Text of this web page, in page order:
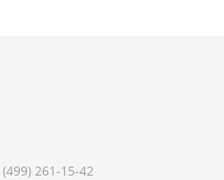
261-15-42